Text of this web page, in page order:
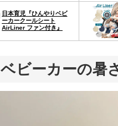
日本育児『ひんやりベビ
ーカークールシート
AirLiner ファン付き』
ベビーカーの暑